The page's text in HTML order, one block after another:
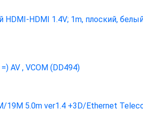
HDMI 1.4V; 1m, плоский,
AV , VCOM (DD494)
19M 5.0m ver1.4 +3D/Ethernet